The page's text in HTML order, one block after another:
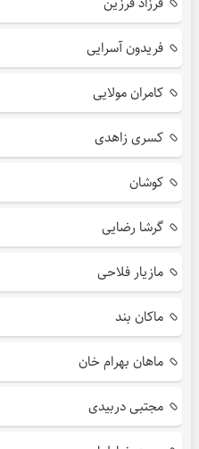
فریدون آسرایی
کامران مولایی
کسری زاهدی
کوشان
گرشا رضایی
مازیار فلاحی
ماکان بند
ماهان بهرام خان
مجتبی دربیدی